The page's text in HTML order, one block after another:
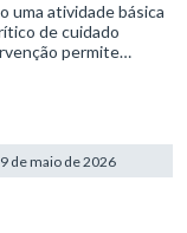
uma atividade básica
de cuidado
permite
de maio de 2026